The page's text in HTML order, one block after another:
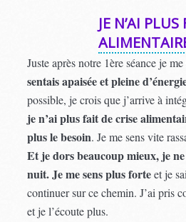
JE N’AI
Juste après notre 1ère séance je
sentais apaisée et pleine
possible, je crois que j’arrive à
je n’ai plus fait de crise
plus le besoin. Je me sens vite
Et je dors beaucoup mieux, je
nuit. Je me sens plus forteet je
continuer sur ce chemin. J’ai pris
et je l’écoute plus.